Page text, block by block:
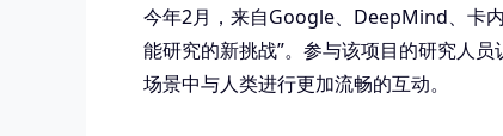
今年2月，来自Google、DeepMind、卡
能研究的新挑战”。参与该项目的研究人
场景中与人类进行更加流畅的互动。